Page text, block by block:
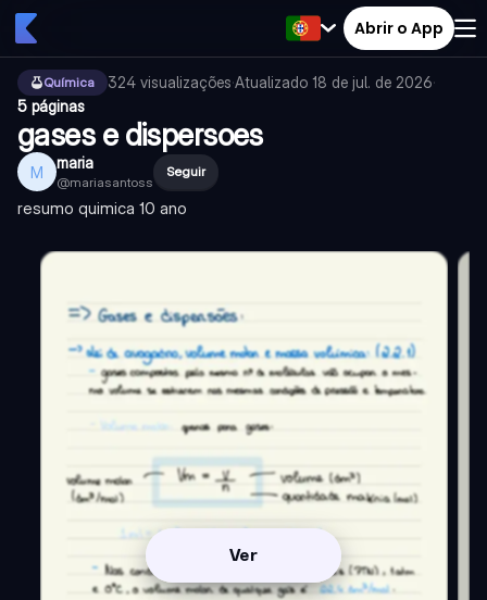
Abrir o App
Química 324 visualizações·Atualizado 18 de jul. de 2026·
5 páginas
gases e dispersoes
M maria
@mariasantoss
Seguir
resumo quimica 10 ano
Ver